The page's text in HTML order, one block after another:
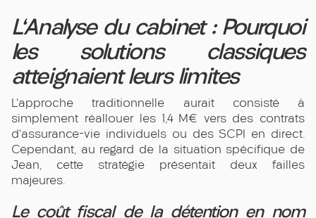
L'Analyse du cabinet : Pourquoi
les solutions classiques
atteignaient leurs limites
L'approche traditionnelle aurait consisté à
simplement réallouer les 1,4 M€ vers des contrats
d'assurance-vie individuels ou des SCPI en direct.
Cependant, au regard de la situation spécifique de
Jean, cette stratégie présentait deux failles
majeures.
Le coût fiscal de la détention en nom